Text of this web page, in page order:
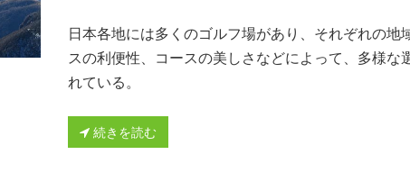
日本各地には多くのゴルフ場があり、それぞれの地
スの利便性、コースの美しさなどによって、多様な
れている。
続きを読む